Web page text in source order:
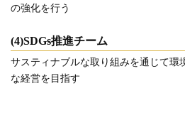
の強化を行う
(4)SDGs推進チーム
サスティナブルな取り組みを通じて環
な経営を目指す